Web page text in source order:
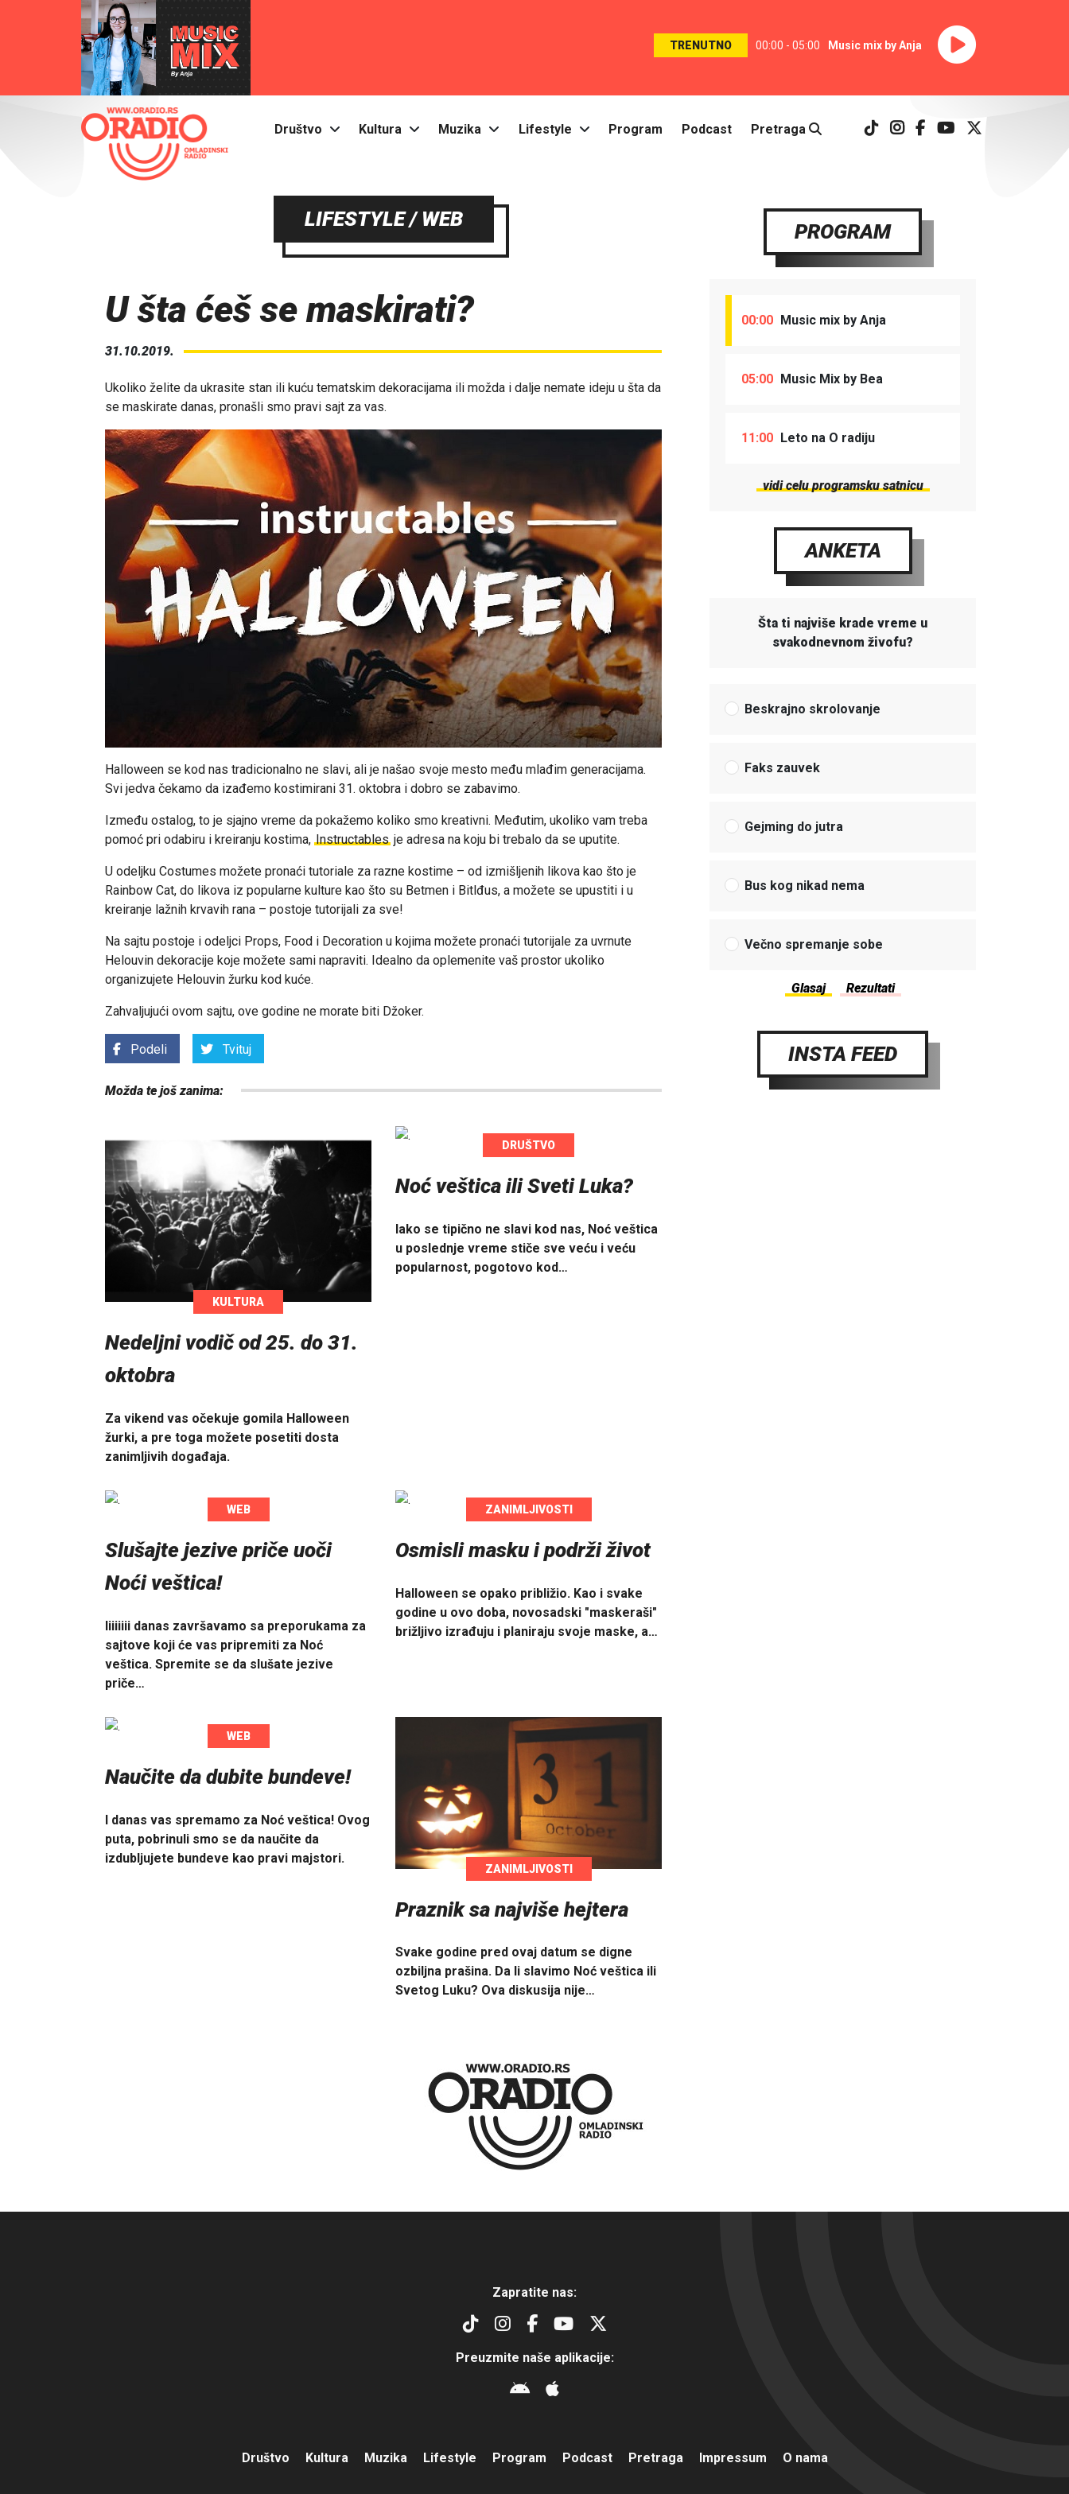
TRENUTNO 00:00 - 05:00 Music mix by Anja
Društvo Kultura Muzika Lifestyle Program Podcast Pretraga
LIFESTYLE / WEB
U šta ćeš se maskirati?
31.10.2019.
Ukoliko želite da ukrasite stan ili kuću tematskim dekoracijama ili možda i dalje nemate ideju u šta da
se maskirate danas, pronašli smo pravi sajt za vas.
Halloween se kod nas tradicionalno ne slavi, ali je našao svoje mesto među mlađim generacijama.
Svi jedva čekamo da izađemo kostimirani 31. oktobra i dobro se zabavimo.
Između ostalog, to je sjajno vreme da pokažemo koliko smo kreativni. Međutim, ukoliko vam treba
pomoć pri odabiru i kreiranju kostima, Instructables je adresa na koju bi trebalo da se uputite.
U odeljku Costumes možete pronaći tutoriale za razne kostime – od izmišljenih likova kao što je
Rainbow Cat, do likova iz popularne kulture kao što su Betmen i Bitlđus, a možete se upustiti i u
kreiranje lažnih krvavih rana – postoje tutorijali za sve!
Na sajtu postoje i odeljci Props, Food i Decoration u kojima možete pronaći tutorijale za uvrnute
Helouvin dekoracije koje možete sami napraviti. Idealno da oplemenite vaš prostor ukoliko
organizujete Helouvin žurku kod kuće.
Zahvaljujući ovom sajtu, ove godine ne morate biti Džoker.
Podeli Tvituj
Možda te još zanima:
KULTURA
Nedeljni vodič od 25. do 31.
oktobra
Za vikend vas očekuje gomila Halloween
žurki, a pre toga možete posetiti dosta
zanimljivih događaja.
DRUŠTVO
Noć veštica ili Sveti Luka?
Iako se tipično ne slavi kod nas, Noć veštica
u poslednje vreme stiče sve veću i veću
popularnost, pogotovo kod…
WEB
Slušajte jezive priče uoči
Noći veštica!
Iiiiiiii danas završavamo sa preporukama za
sajtove koji će vas pripremiti za Noć
veštica. Spremite se da slušate jezive
priče…
ZANIMLJIVOSTI
Osmisli masku i podrži život
Halloween se opako približio. Kao i svake
godine u ovo doba, novosadski "maskeraši"
brižljivo izrađuju i planiraju svoje maske, a…
WEB
Naučite da dubite bundeve!
I danas vas spremamo za Noć veštica! Ovog
puta, pobrinuli smo se da naučite da
izdubljujete bundeve kao pravi majstori.
ZANIMLJIVOSTI
Praznik sa najviše hejtera
Svake godine pred ovaj datum se digne
ozbiljna prašina. Da li slavimo Noć veštica ili
Svetog Luku? Ova diskusija nije…
PROGRAM
00:00 Music mix by Anja
05:00 Music Mix by Bea
11:00 Leto na O radiju
vidi celu programsku satnicu
ANKETA
Šta ti najviše krade vreme u
svakodnevnom živofu?
Beskrajno skrolovanje
Faks zauvek
Gejming do jutra
Bus kog nikad nema
Večno spremanje sobe
INSTA FEED
Zapratite nas:
Preuzmite naše aplikacije:
Društvo Kultura Muzika Lifestyle Program Podcast Pretraga Impressum O nama